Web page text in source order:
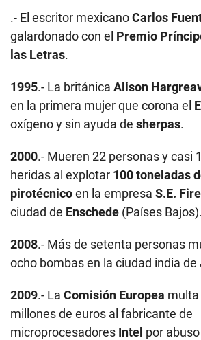
.- El escritor mexicanoCarlos
galardonado con el Premio
las Letras.
1995.- La británica Alison
en la primera mujer que corona el
oxígeno y sin ayuda de sherpas.
2000.- Mueren 22 personas y casi
heridas al explotar 100 toneladas
pirotécnicoen la empresa S.E.
ciudad de Enschede (Países Bajos).
2008.- Más de setenta personas
ocho bombas en la ciudad india de
2009.- La Comisión Europea multa
millones de euros al fabricante de
microprocesadores Intel por